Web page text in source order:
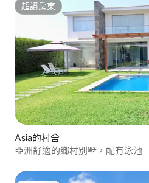
超讚房東
超讚房東
Asia的村舍
亞洲舒適的鄉村別墅，配有泳池